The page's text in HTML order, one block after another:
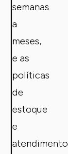
semanas
a
meses,
e as
políticas
de
estoque
e
atendimento